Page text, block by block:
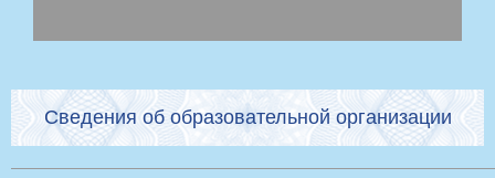
Сведения об образовательной организации